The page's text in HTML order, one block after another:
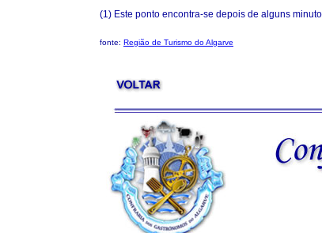
(1) Este ponto encontra-se depois de alguns
fonte: Região de Turismo do Algarve